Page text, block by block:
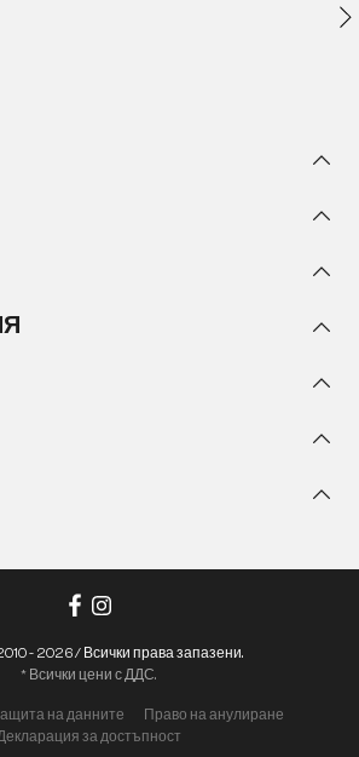
на данните
Право на анулиране
за достъпност
- 2026 / Всички права запазени.
* Всички цени с ДДС.